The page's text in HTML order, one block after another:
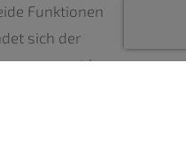
Funktionen
sich der
permanent im